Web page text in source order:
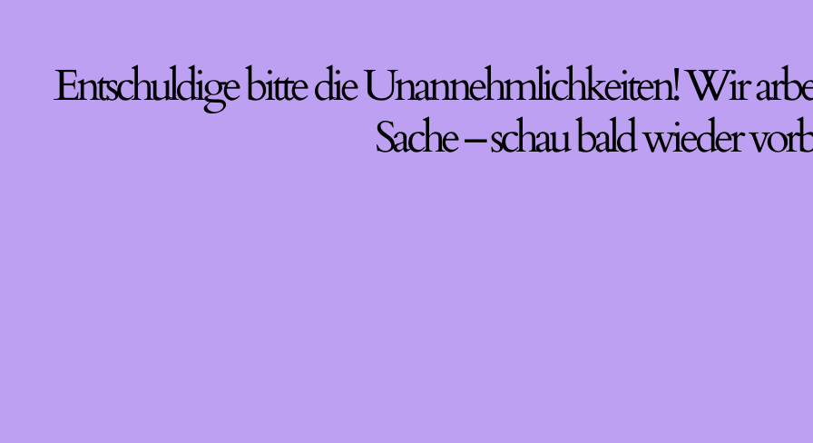
Entschuldige bitte die Unannehmlichkeiten! Wir
Sache – schau bald wieder